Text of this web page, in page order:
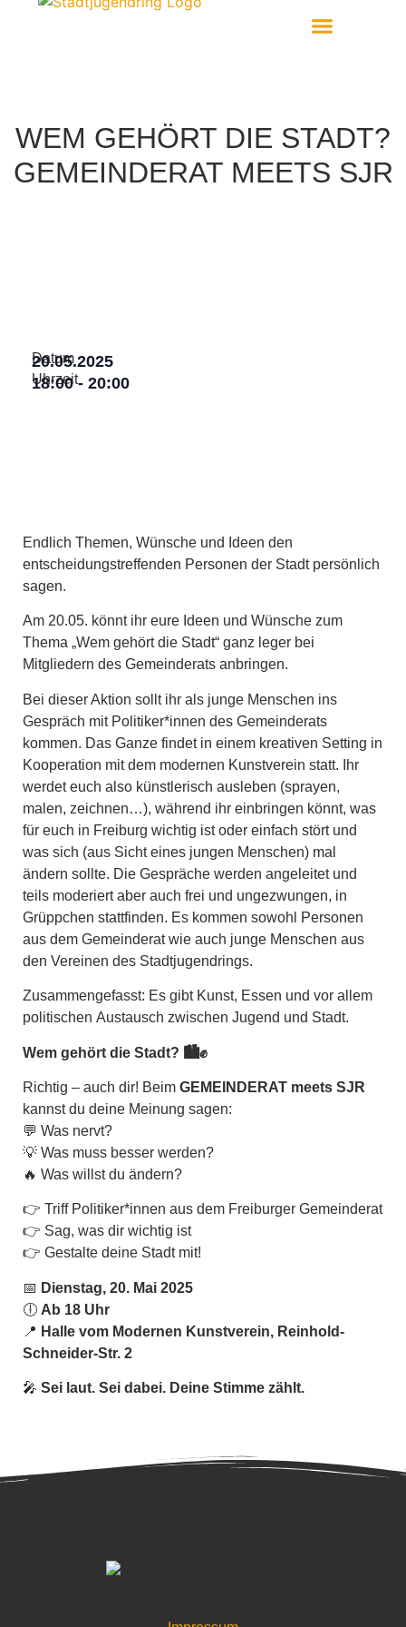
WEM GEHÖRT DIE STADT?
GEMEINDERAT MEETS SJR
Datum
20.05.2025
Uhrzeit
18:00 - 20:00
Endlich Themen, Wünsche und Ideen den
entscheidungstreffenden Personen der Stadt persönlich
sagen.
Am 20.05. könnt ihr eure Ideen und Wünsche zum
Thema „Wem gehört die Stadt“ ganz leger bei
Mitgliedern des Gemeinderats anbringen.
Bei dieser Aktion sollt ihr als junge Menschen ins
Gespräch mit Politiker*innen des Gemeinderats
kommen. Das Ganze findet in einem kreativen Setting in
Kooperation mit dem modernen Kunstverein statt. Ihr
werdet euch also künstlerisch ausleben (sprayen,
malen, zeichnen…), während ihr einbringen könnt, was
für euch in Freiburg wichtig ist oder einfach stört und
was sich (aus Sicht eines jungen Menschen) mal
ändern sollte. Die Gespräche werden angeleitet und
teils moderiert aber auch frei und ungezwungen, in
Grüppchen stattfinden. Es kommen sowohl Personen
aus dem Gemeinderat wie auch junge Menschen aus
den Vereinen des Stadtjugendrings.
Zusammengefasst: Es gibt Kunst, Essen und vor allem
politischen Austausch zwischen Jugend und Stadt.
Wem gehört die Stadt? 🏙️✊
Richtig – auch dir! Beim GEMEINDERAT meets SJR
kannst du deine Meinung sagen:
💬 Was nervt?
💡 Was muss besser werden?
🔥 Was willst du ändern?
👉 Triff Politiker*innen aus dem Freiburger Gemeinderat
👉 Sag, was dir wichtig ist
👉 Gestalte deine Stadt mit!
📅 Dienstag, 20. Mai 2025
🕕 Ab 18 Uhr
📍 Halle vom Modernen Kunstverein, Reinhold-
Schneider-Str. 2
🎤 Sei laut. Sei dabei. Deine Stimme zählt.